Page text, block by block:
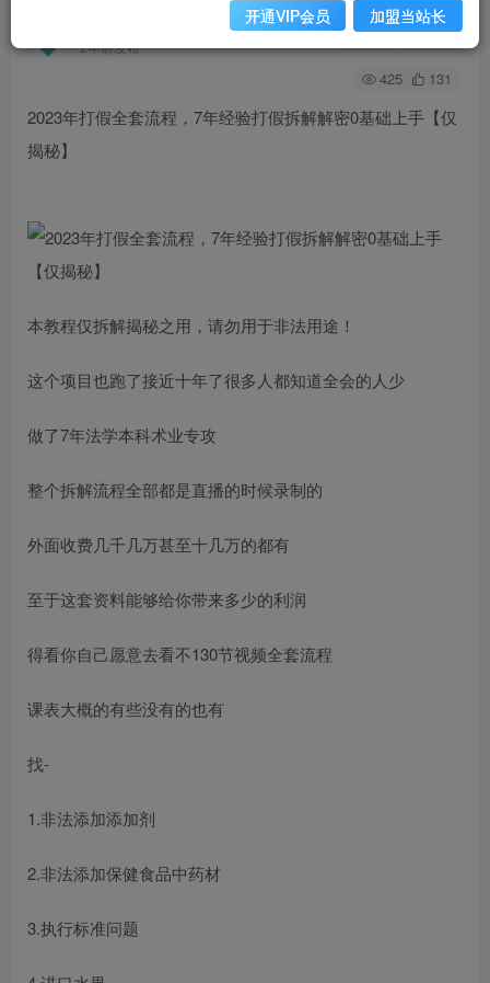
2年前发布
关注 私信
425 131
2023年打假全套流程，7年经验打假拆解解密0基础上手【仅
揭秘】
本教程仅拆解揭秘之用，请勿用于非法用途！
这个项目也跑了接近十年了很多人都知道全会的人少
做了7年法学本科术业专攻
整个拆解流程全部都是直播的时候录制的
外面收费几千几万甚至十几万的都有
至于这套资料能够给你带来多少的利润
得看你自己愿意去看不130节视频全套流程
课表大概的有些没有的也有
找-
1.非法添加添加剂
2.非法添加保健食品中药材
3.执行标准问题
开通VIP会员 加盟当站长